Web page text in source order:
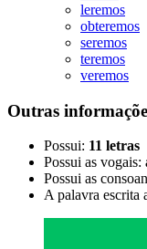
leremos
obteremos
seremos
teremos
veremos
Outras
Possui: 11 letras
Possui as vogais:
Possui as
A palavra escrita